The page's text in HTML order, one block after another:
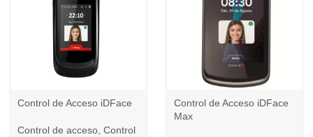
Control de Acceso iDFace
Control de acceso, Control
Control de Acceso iDFace
Max